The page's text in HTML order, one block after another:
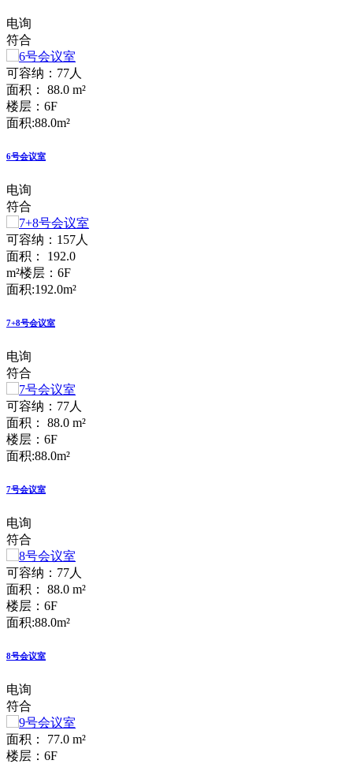
电询
符合
可容纳：77人
面积： 88.0 m²
楼层：6F
面积:88.0m²
6号会议室
电询
符合
可容纳：157人
面积： 192.0
m²楼层：6F
面积:192.0m²
7+8号会议室
电询
符合
可容纳：77人
面积： 88.0 m²
楼层：6F
面积:88.0m²
7号会议室
电询
符合
可容纳：77人
面积： 88.0 m²
楼层：6F
面积:88.0m²
8号会议室
电询
符合
面积： 77.0 m²
楼层：6F